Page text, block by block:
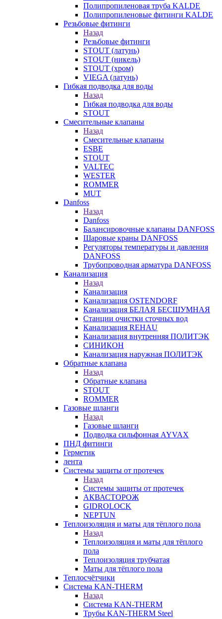
Полипропиленовая труба KALDE
Полипропиленовые фитинги KALDE
Резьбовые фитинги
Назад
Резьбовые фитинги
STOUT (латунь)
STOUT (никель)
STOUT (хром)
VIEGA (латунь)
Гибкая подводка для воды
Назад
Гибкая подводка для воды
STOUT
Смесительные клапаны
Назад
Смесительные клапаны
ESBE
STOUT
VALTEC
WESTER
ROMMER
MUT
Danfoss
Назад
Danfoss
Балансировочные клапаны DANFOSS
Шаровые краны DANFOSS
Регуляторы температуры и давления
DANFOSS
Трубопроводная арматура DANFOSS
Канализация
Назад
Канализация
Канализация OSTENDORF
Канализация БЕЛАЯ БЕСШУМНАЯ
Станции очистки сточных вод
Канализация REHAU
Канализация внутренняя ПОЛИТЭК
СИНИКОН
Канализация наружная ПОЛИТЭК
Обратные клапана
Назад
Обратные клапана
STOUT
ROMMER
Газовые шланги
Назад
Газовые шланги
Подводка сильфонная AYVAX
ПНД фитинги
Герметик
лента
Системы защиты от протечек
Назад
Системы защиты от протечек
АКВАСТОРОЖ
GIDROLOCK
NEPTUN
Теплоизоляция и маты для тёплого пола
Назад
Теплоизоляция и маты для тёплого
пола
Теплоизоляция трубчатая
Маты для тёплого пола
Теплосчётчики
Система KAN-THERM
Назад
Система KAN-THERM
Трубы KAN-THERM Steel